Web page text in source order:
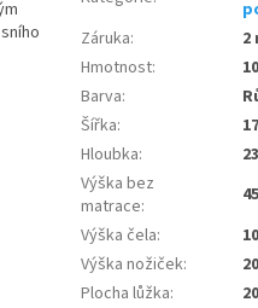
Záruka:
2
Hmotnost:
Barva:
Šířka:
Hloubka:
Výška bez
matrace:
Výška čela:
Výška nožiček:
Plocha lůžka: